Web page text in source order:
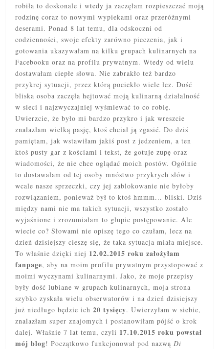
robiła to doskonale i wtedy ja zaczęłam rozpieszczać moją
rodzinę coraz to nowymi wypiekami oraz przeróżnymi
deserami. Ponad 8 lat temu, dla odskoczni od
codzienności, swoje efekty zarówno pieczenia, jak i
gotowania ukazywałam na kilku grupach kulinarnych na
Facebooku oraz na profilu prywatnym. Wtedy od wielu
dostawałam ciepłe słowa. Nie zabrakło też bardzo
przykrej sytuacji, przez którą pociekło wiele łez. Dość
bliska osoba zaczęła hejtować moją kulinarną działalność
w sieci i najzwyczajniej wyśmiewać to co robię.
Uwierzcie, że było mi bardzo przykro i jak wreszcie
znalazłam wielką pasję, ktoś chciał ją zgasić. Do dziś
pamiętam, jak wstawiłam jakiś post z jedzeniem, a ten
ktoś pusty gar z kościami i tekst, że gotuje zupę oraz
wiadomości, że nie chce oglądać moich postów. Ogólnie
to dostawałam od tej osoby mnóstwo przykrych słów i
wcale nasze sprzeczki, czy jej zablokowanie nie byłoby
rozwiązaniem, ponieważ był to ktoś hmmm... bliski. Dziś
między nami nie ma takich sytuacji, wszystko zostało
wyjaśnione i zrozumiałam to głupie postępowanie. Ale
wiecie co? Słowami nie opiszę tego co czułam, lecz na
dzień dzisiejszy cieszę się, że taka sytuacja miała miejsce.
To właśnie dzięki niej 12.02.2015 roku założyłam
fanpage, aby na moim profilu prywatnym przystopować z
moimi wyczynami kulinarnymi. Jako, że moje przepisy
były dość lubiane w grupach kulinarnych, moja strona
szybko zyskała wielu obserwatorów i na dzień dzisiejszy
już niedługo będzie ich 20 tysięcy. Uwierzyłam w siebie,
znalazłam super znajomych i postanowiłam pójść o krok
dalej. Właśnie 7 lat temu, czyli 17.10.2015 roku powstał
mój blog! Początkowo funkcjonował pod nazwą Di